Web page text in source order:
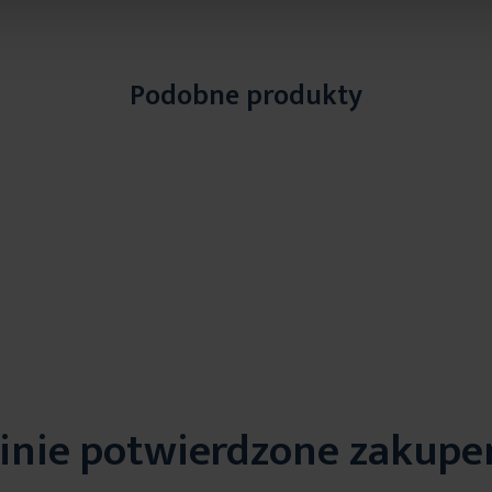
Podobne produkty
potwierdzone